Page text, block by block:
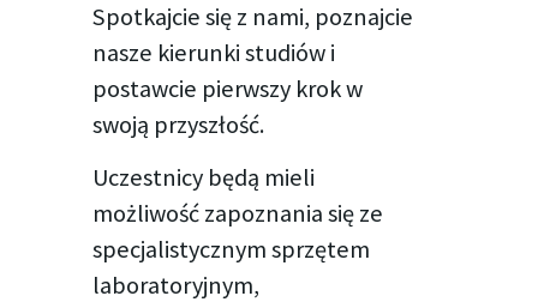
Spotkajcie się z nami, poznajcie
nasze kierunki studiów i
postawcie pierwszy krok w
swoją przyszłość.
Uczestnicy będą mieli
możliwość zapoznania się ze
specjalistycznym sprzętem
laboratoryjnym,